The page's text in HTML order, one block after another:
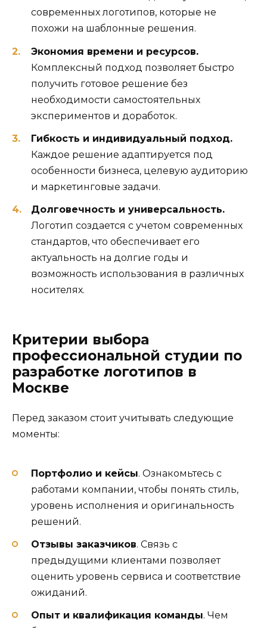
современных логотипов, которые не
похожи на шаблонные решения.
Экономия времени и ресурсов.
Комплексный подход позволяет быстро
получить готовое решение без
необходимости самостоятельных
экспериментов и доработок.
Гибкость и индивидуальный подход.
Каждое решение адаптируется под
особенности бизнеса, целевую аудиторию
и маркетинговые задачи.
Долговечность и универсальность.
Логотип создается с учетом современных
стандартов, что обеспечивает его
актуальность на долгие годы и
возможность использования в различных
носителях.
Критерии выбора
профессиональной студии по
разработке логотипов в
Москве
Перед заказом стоит учитывать следующие
моменты:
Портфолио и кейсы. Ознакомьтесь с
работами компании, чтобы понять стиль,
уровень исполнения и оригинальность
решений.
Отзывы заказчиков. Связь с
предыдущими клиентами позволяет
оценить уровень сервиса и соответствие
ожиданий.
Опыт и квалификация команды. Чем